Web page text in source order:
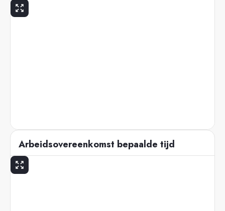
Arbeidsovereenkomst bepaalde tijd